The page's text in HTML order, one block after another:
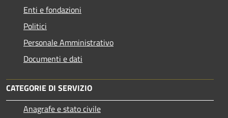
Enti e fondazioni
Politici
Personale Amministrativo
Documenti e dati
CATEGORIE DI SERVIZIO
Anagrafe e stato civile